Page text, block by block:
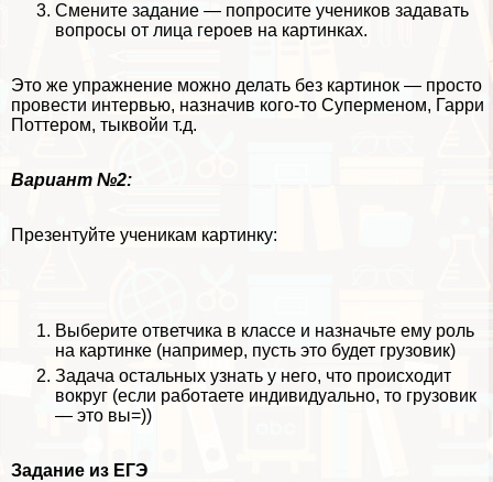
Смените задание — попросите учеников задавать
вопросы от лица героев на картинках.
Это же упражнение можно делать без картинок — просто
провести интервью, назначив кого-то Суперменом, Гарри
Поттером, тыквойи т.д.
Вариант №2:
Презентуйте ученикам картинку:
Выберите ответчика в классе и назначьте ему роль
на картинке (например, пусть это будет грузовик)
Задача остальных узнать у него, что происходит
вокруг (если работаете индивидуально, то грузовик
— это вы=))
Задание из ЕГЭ